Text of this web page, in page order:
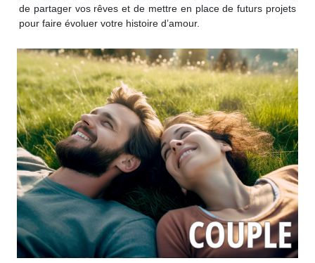
de partager vos rêves et de mettre en place de futurs projets
pour faire évoluer votre histoire d’amour.